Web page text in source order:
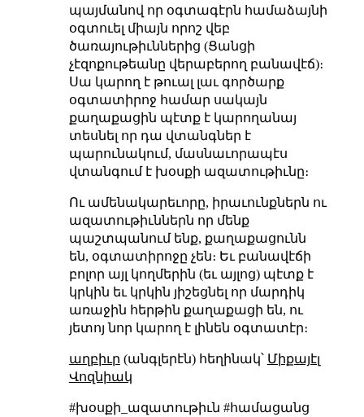
պայմանով որ օգտագէրն համաձայնի
օգտուել միայն որոշ վեբ
ծառայութիւններից (Ցանցի
չէզոքութեանը վերաբերող բանավէճ)։
Սա կարող է թուալ լաւ գործարք
օգտատիրոջ համար սակայն
քաղաքացին պէտք է կարողանայ
տեսնել որ դա վտանգներ է
պարունակում, մասնաւորապէս
վտանգում է խօսքի ազատութիւնը։
Ու ամենակարեւորը, իրաւունքներն ու
ազատութիւններն որ մենք
պաշտպանում ենք, քաղաքացունն
են, օգտատիրոջը չեն։ Եւ բանավէճի
բոլոր այլ կողմերին (եւ այլոց) պէտք է
կրկին եւ կրկին յիշեցնել որ մարդիկ
առաջին հերթին քաղաքացի են, ու
յետոյ նոր կարող է լինեն օգտատէր։
աղբիւր (անգլերէն) հեղինակ՝ Միքայէլ
Վոզնիակ
#խօսքի_ազատութիւն #համացանց